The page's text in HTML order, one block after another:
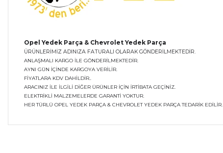
Opel Yedek Parça & Chevrolet Yedek Parça
ÜRÜNLERİMİZ ADINIZA FATURALI OLARAK GÖNDERİLMEKTEDİR.
ANLAŞMALI KARGO İLE GÖNDERİLMEKTEDİR.
AYNI GÜN İÇİNDE KARGOYA VERİLİR.
FİYATLARA KDV DAHİLDİR..
ARACINIZ İLE İLGİLİ DİĞER ÜRÜNLER İÇİN İRTİBATA GEÇİNİZ.
ELEKTRİKLİ MALZEMELERDE GARANTİ YOKTUR.
HER TÜRLÜ OPEL YEDEK PARÇA & CHEVROLET YEDEK PARÇA TEDARİK EDİLİR.